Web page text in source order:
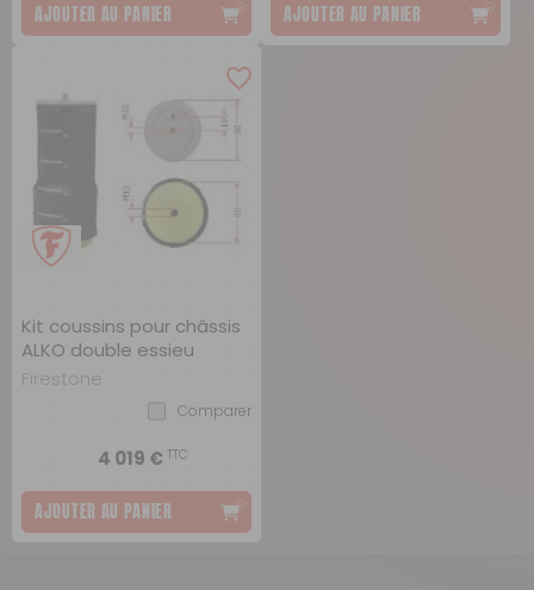
AJOUTER AU PANIER AJOUTER AU PANIER
Kit coussins pour châssis
ALKO double essieu
Firestone
Comparer
4 019 €TTC
AJOUTER AU PANIER